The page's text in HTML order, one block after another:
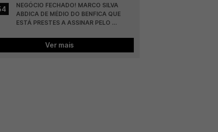
NEGÓCIO FECHADO! MARCO SILVA
ABDICA DE MÉDIO DO BENFICA QUE
ESTÁ PRESTES A ASSINAR PELO
Ver mais